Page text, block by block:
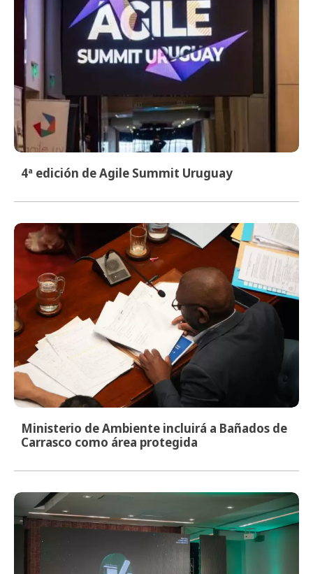
4ª edición de Agile Summit Uruguay
Ministerio de Ambiente incluirá a Bañados de
Carrasco como área protegida